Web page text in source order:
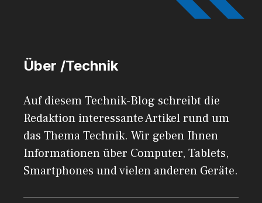
Über /Technik
Auf diesem Technik-Blog schreibt die
Redaktion interessante Artikel rund um
das Thema Technik. Wir geben Ihnen
Informationen über Computer, Tablets,
Smartphones und vielen anderen Geräte.